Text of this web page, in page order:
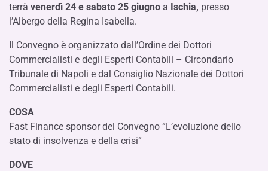
terrà venerdì 24 e sabato 25 giugno a Ischia, presso
l’Albergo della Regina Isabella.
Il Convegno è organizzato dall’Ordine dei Dottori
Commercialisti e degli Esperti Contabili – Circondario
Tribunale di Napoli e dal Consiglio Nazionale dei Dottori
Commercialisti e degli Esperti Contabili.
COSA
Fast Finance sponsor del Convegno “L’evoluzione dello
stato di insolvenza e della crisi”
DOVE